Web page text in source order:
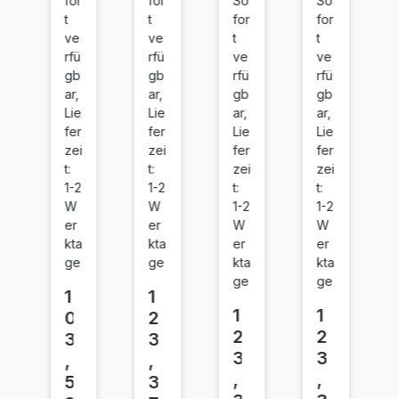
0
A)
Bl
ac
k
t
ve
rfü
gb
ar,
Lie
fer
zei
t:
1-2
W
er
kta
ge
1
0
3
,
5
A)
C
ya
n
t
ve
rfü
gb
ar,
Lie
fer
zei
t:
1-2
W
er
kta
ge
1
2
3
,
3
0
A)
M
ag
en
ta
for
t
ve
rfü
gb
ar,
Lie
fer
zei
t:
1-2
W
er
kta
ge
1
2
3
,
0
A)
Ye
llo
w
for
t
ve
rfü
gb
ar,
Lie
fer
zei
t:
1-2
W
er
kta
ge
1
2
3
,